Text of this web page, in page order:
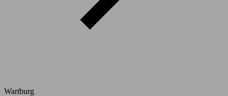
Wartburg